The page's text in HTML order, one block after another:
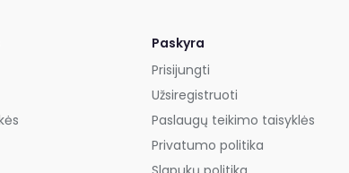
Paskyra
Prisijungti
Užsiregistruoti
Paslaugų teikimo taisyklės
Privatumo politika